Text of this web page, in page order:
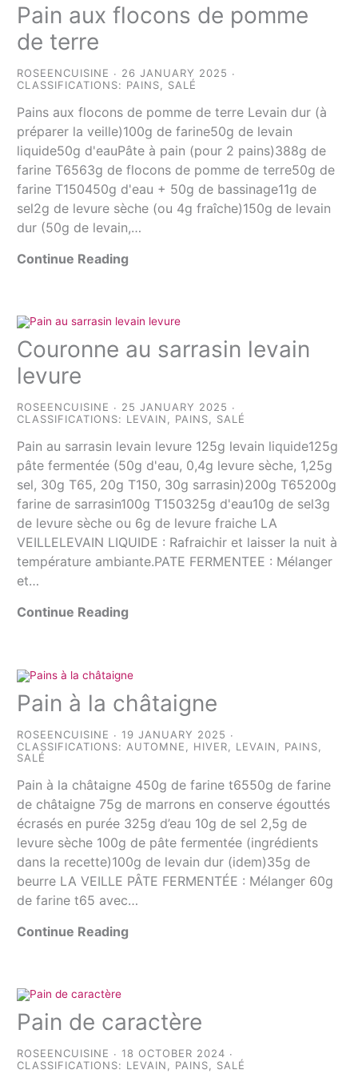
Pain aux flocons de pomme
de terre
ROSEENCUISINE
26 JANUARY 2025
CLASSIFICATIONS: PAINS SALÉ
Pains aux flocons de pomme de terre Levain dur (à
préparer la veille)100g de farine50g de levain
liquide50g d'eauPâte à pain (pour 2 pains)388g de
farine T6563g de flocons de pomme de terre50g de
farine T150450g d'eau + 50g de bassinage11g de
sel2g de levure sèche (ou 4g fraîche)150g de levain
dur (50g de levain,…
Continue Reading
Couronne au sarrasin levain
levure
ROSEENCUISINE
25 JANUARY 2025
CLASSIFICATIONS: LEVAIN PAINS SALÉ
Pain au sarrasin levain levure 125g levain liquide125g
pâte fermentée (50g d'eau, 0,4g levure sèche, 1,25g
sel, 30g T65, 20g T150, 30g sarrasin)200g T65200g
farine de sarrasin100g T150325g d'eau10g de sel3g
de levure sèche ou 6g de levure fraiche LA
VEILLELEVAIN LIQUIDE : Rafraichir et laisser la nuit à
température ambiante.PATE FERMENTEE : Mélanger
et…
Continue Reading
Pain à la châtaigne
ROSEENCUISINE
19 JANUARY 2025
CLASSIFICATIONS: AUTOMNE HIVER LEVAIN PAINS
SALÉ
Pain à la châtaigne 450g de farine t6550g de farine
de châtaigne 75g de marrons en conserve égouttés
écrasés en purée 325g d’eau 10g de sel 2,5g de
levure sèche 100g de pâte fermentée (ingrédients
dans la recette)100g de levain dur (idem)35g de
beurre LA VEILLE PÂTE FERMENTÉE : Mélanger 60g
de farine t65 avec…
Continue Reading
Pain de caractère
ROSEENCUISINE
18 OCTOBER 2024
CLASSIFICATIONS: LEVAIN PAINS SALÉ